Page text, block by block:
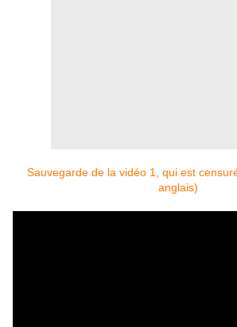
Sauvegarde de la vidéo 1, qui est
anglais)